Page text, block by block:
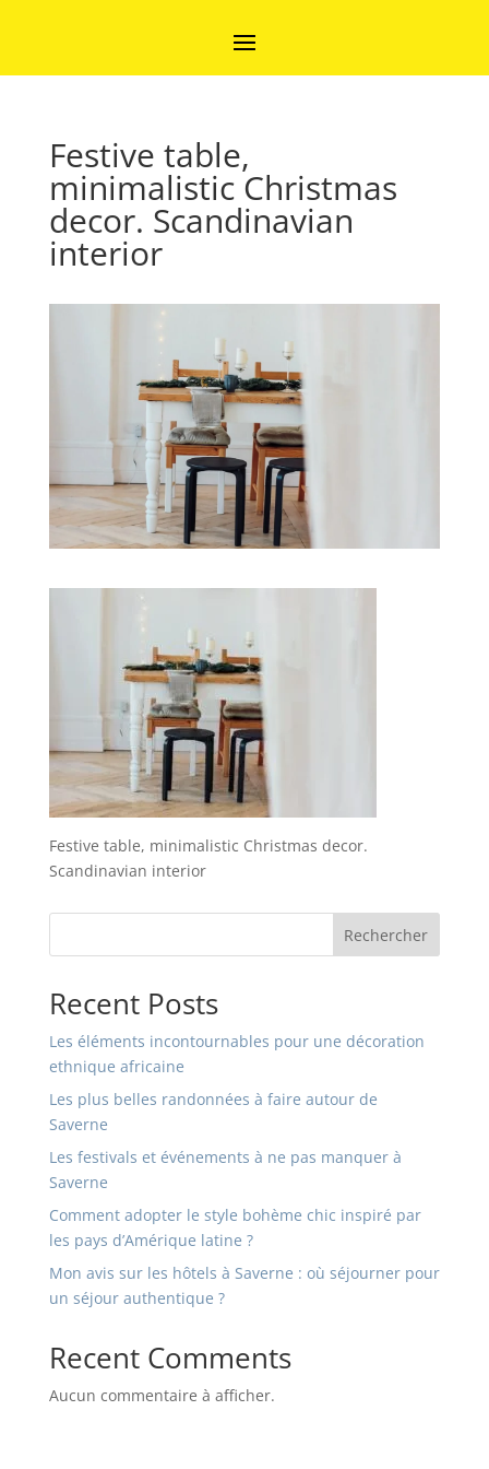
Festive table,
minimalistic Christmas
decor. Scandinavian
interior
Festive table, minimalistic Christmas decor.
Scandinavian interior
Rechercher
Recent Posts
Les éléments incontournables pour une décoration
ethnique africaine
Les plus belles randonnées à faire autour de
Saverne
Les festivals et événements à ne pas manquer à
Saverne
Comment adopter le style bohème chic inspiré par
les pays d’Amérique latine ?
Mon avis sur les hôtels à Saverne : où séjourner pour
un séjour authentique ?
Recent Comments
Aucun commentaire à afficher.